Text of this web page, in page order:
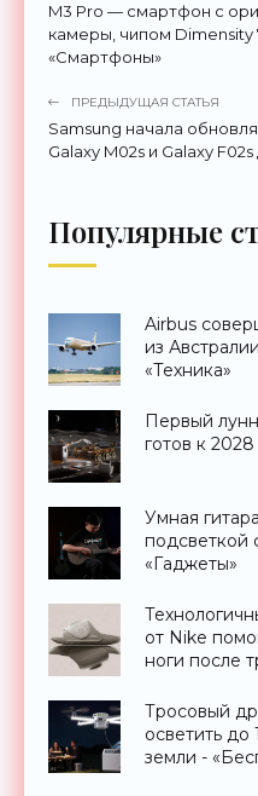
M3 Pro — смартфон с
камеры, чипом Dimensity
«Смартфоны»
ПРЕДЫДУЩАЯ СТАТЬЯ
Samsung начала
Galaxy M02s и Galaxy
Популярные
Airbus
из
«Техника»
Первый
готов к
Умная
подсветкой
«Гаджеты»
от Nike
ноги после
Тросовый
осветить
земли -